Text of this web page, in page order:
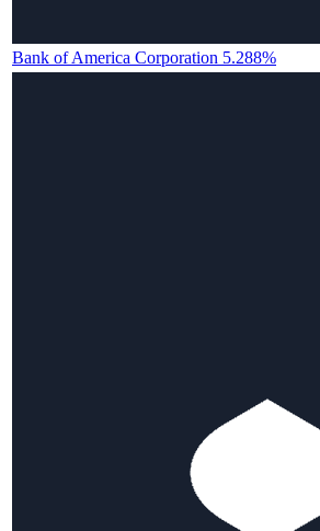
Bank of America Corporation 5.288%